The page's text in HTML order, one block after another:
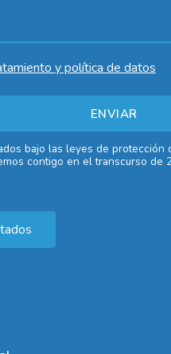
y política de datos
bajo las leyes de protección
contigo en el transcurso de